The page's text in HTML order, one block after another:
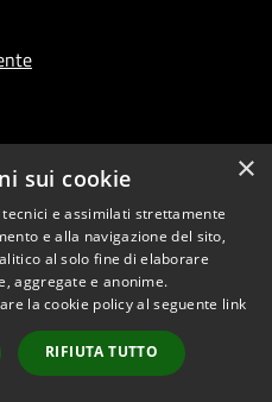
Copyright © 2026 • Comune di
Municipium•
Accesso
redazione
×
sui cookie
e assimilati strettamente
e alla navigazione del sito,
al solo fine di elaborare
aggregate e anonime.
la cookie policy al seguente link
RIFIUTA TUTTO